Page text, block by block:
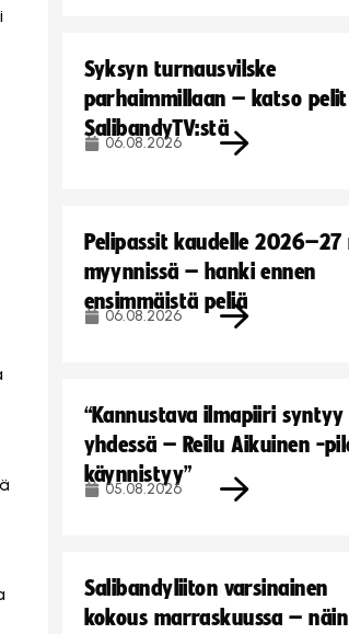
Syksyn turnausvilske
parhaimmillaan – katso pelit
SalibandyTV:stä
06.08.2026
Pelipassit kaudelle
myynnissä – hanki ennen
ensimmäistä peliä
06.08.2026
“Kannustava ilmapiiri syntyy
yhdessä – Reilu Aikuinen -
käynnistyy”
05.08.2026
Salibandyliiton varsinainen
kokous marraskuussa – näin